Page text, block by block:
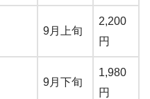
9月上旬
2,200
円
9月下旬
1,980
円